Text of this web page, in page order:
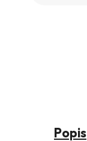
Popis